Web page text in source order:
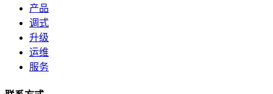
产品
调式
升级
运维
服务